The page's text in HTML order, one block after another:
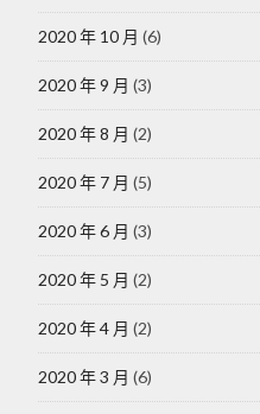
2020 年 10 月 (6)
2020 年 9 月 (3)
2020 年 8 月 (2)
2020 年 7 月 (5)
2020 年 6 月 (3)
2020 年 5 月 (2)
2020 年 4 月 (2)
2020 年 3 月 (6)